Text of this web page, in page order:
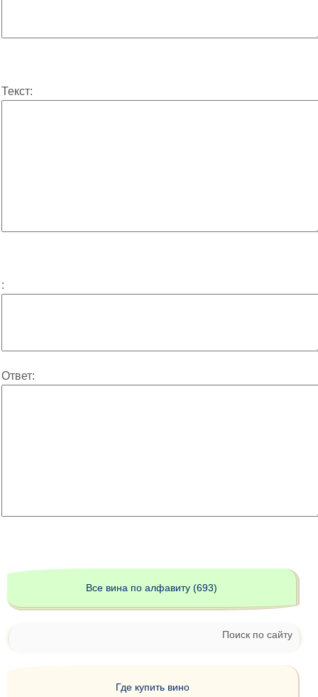
Текст:
:
Ответ:
Все вина по алфавиту (693)
Поиск по сайту
Где купить вино